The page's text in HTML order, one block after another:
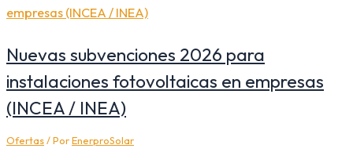
Nuevas subvenciones 2026 para
instalaciones fotovoltaicas en empresas
(INCEA / INEA)
Ofertas/ PorEnerproSolar